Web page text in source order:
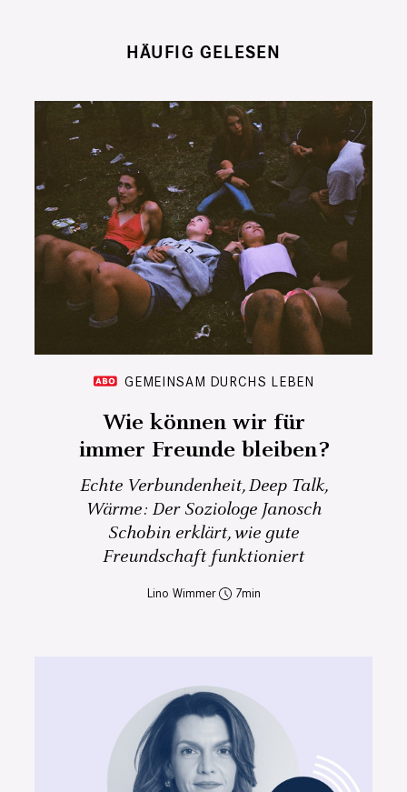
HÄUFIG GELESEN
GEMEINSAM DURCHS LEBEN
Wie können wir für
immer Freunde bleiben?
Echte Verbundenheit, Deep Talk,
Wärme: Der Soziologe Janosch
Schobin erklärt, wie gute
Freundschaft funktioniert
Lino Wimmer 7